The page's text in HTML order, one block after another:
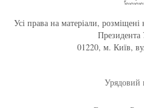
Усі права на матеріали,
Президента
01220, м. Київ,
Урядовий